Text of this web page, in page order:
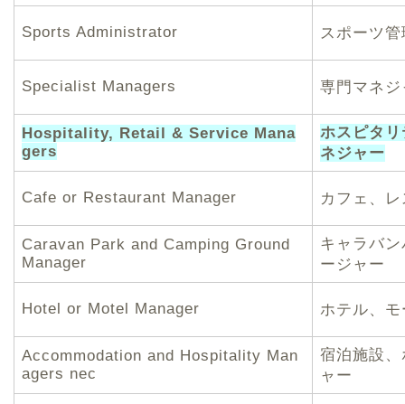
Sports Administrator スポーツ管
Specialist Managers 専門マネジ
Hospitality, Retail & Service Mana
gers
ホスピタ
ネジャー
Cafe or Restaurant Manager カフェ、
Caravan Park and Camping Ground
Manager
キャラバ
ージャー
Hotel or Motel Manager ホテル、
Accommodation and Hospitality Man
agers nec
宿泊施設
ャー